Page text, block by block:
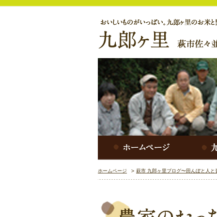
ホームページ 萩市 九郎ヶ里ブログ〜田んぼと人と